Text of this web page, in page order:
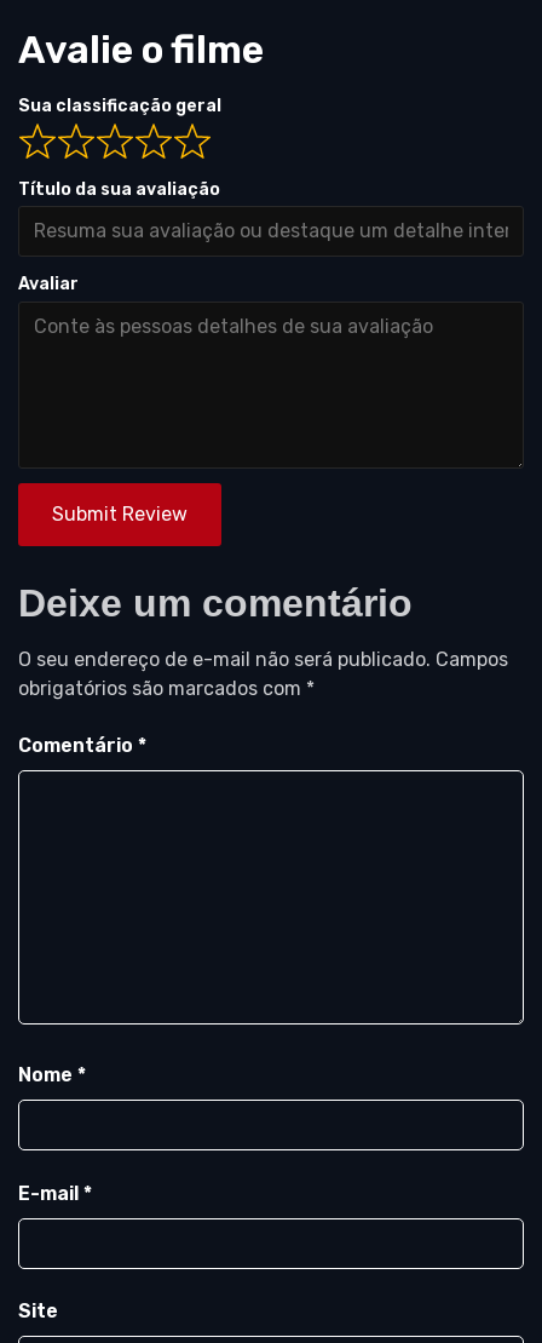
Avalie o filme
Sua classificação geral
Título da sua avaliação
Avaliar
Submit Review
Deixe um comentário
O seu endereço de e-mail não será publicado. Campos
obrigatórios são marcados com *
Comentário *
Nome *
E-mail *
Site